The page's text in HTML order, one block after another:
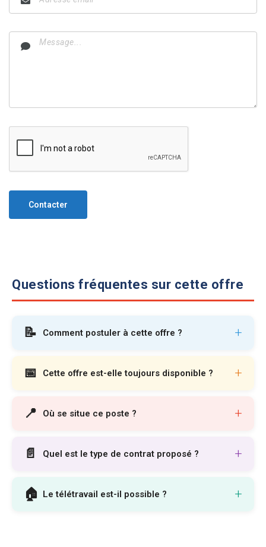
Contacter
Questions fréquentes sur cette offre
📝 Comment postuler à cette offre ? +
📅 Cette offre est-elle toujours disponible ? +
📍 Où se situe ce poste ? +
📄 Quel est le type de contrat proposé ? +
🏠 Le télétravail est-il possible ? +